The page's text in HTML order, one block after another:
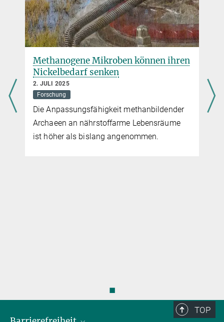
Das Max-Planck-Institut für
Biophysik trauert um sein
Kuratoriumsmitglied und
Vorstandsmitglied der Oswalt-
Stiftung Nikolaus Hellmut Oswalt
2. APRIL 2025
Am 19. März 2025 verstarb Hellmut Oswalt
◼
TOP